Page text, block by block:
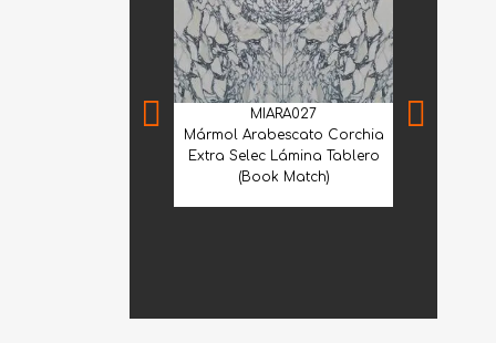
MIARA027
Mármol Arabescato Corchia
Extra Selec Lámina Tablero
(Book Match)